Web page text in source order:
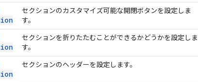
セクションのカスタマイズ可能な開閉ボタンを設定しま
す。
セクションを折りたたむことができるかどうかを設定しま
す。
セクションのヘッダーを設定します。